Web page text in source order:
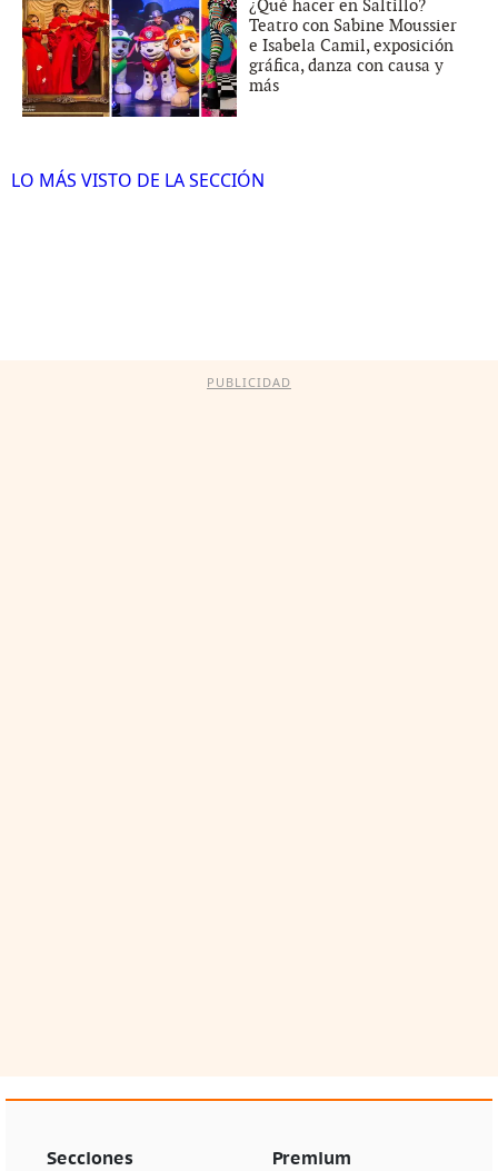
¿Qué hacer en Saltillo?
Teatro con Sabine Moussier
e Isabela Camil, exposición
gráfica, danza con causa y
más
LO MÁS VISTO DE LA SECCIÓN
PUBLICIDAD
Secciones Premium